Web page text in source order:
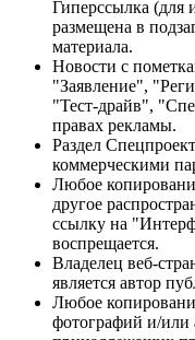
Гиперссылка (для
размещена в
материала.
Новости с
"Заявление",
"Тест-драйв",
правах рекламы.
Раздел
коммерческими
Любое
другое
ссылку на
воспрещается.
Владелец веб-
является автор
Любое
фотографий и/или